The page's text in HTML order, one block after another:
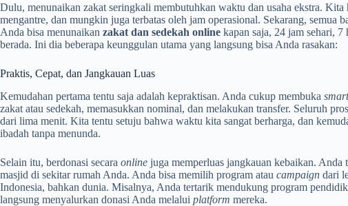
Dulu, menunaikan zakat seringkali membutuhkan waktu dan usaha ekstra. Kita
mengantre, dan mungkin juga terbatas oleh jam operasional. Sekarang, semua
Anda bisa menunaikan zakat dan sedekah online kapan saja, 24 jam sehari,
berada. Ini dia beberapa keunggulan utama yang langsung bisa Anda rasakan:
Praktis, Cepat, dan Jangkauan Luas
Kemudahan pertama tentu saja adalah kepraktisan. Anda cukup membuka
zakat atau sedekah, memasukkan nominal, dan melakukan transfer. Seluruh
dari lima menit. Kita tentu setuju bahwa waktu kita sangat berharga, dan
ibadah tanpa menunda.
Selain itu, berdonasi secara online juga memperluas jangkauan kebaikan. Anda
masjid di sekitar rumah Anda. Anda bisa memilih program atau campaign dari
Indonesia, bahkan dunia. Misalnya, Anda tertarik mendukung program
langsung menyalurkan donasi Anda melalui platform mereka.